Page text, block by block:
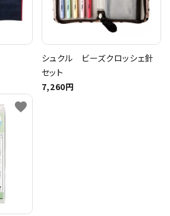
シュクル ビーズクロッシェ針
セット
7,260円
favorite